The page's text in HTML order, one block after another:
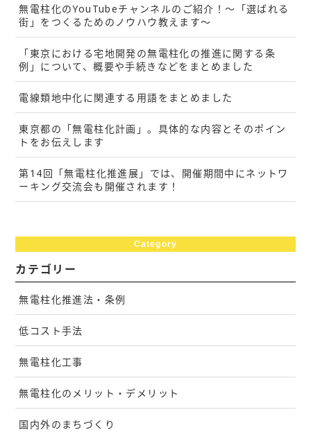
無電柱化のYouTubeチャンネルのご紹介！～「選ばれる
街」をつくるためのノウハウ教えます～
「東京における宅地開発の無電柱化の推進に関する条
例」について、概要や手続きなどをまとめました
電線類地中化に関連する用語をまとめました
東京都の「無電柱化計画」。具体的な内容とそのポイン
トをお伝えします
第14回「無電柱化推進展」では、開催期間中にネットワ
ーキング交流会も開催されます！
Category
カテゴリー
無電柱化推進法・条例
低コスト手法
無電柱化工事
無電柱化のメリット・デメリット
国内外のまちづくり